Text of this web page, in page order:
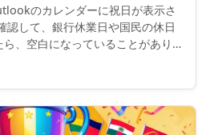
のカレンダーに祝日が表示さ
認して、銀行休業日や国民の休日
、空白になっていることがありま
」も、「労働者の日」も、「独立